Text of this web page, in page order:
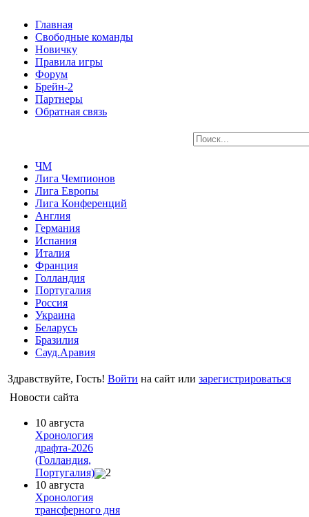
Главная
Свободные команды
Новичку
Правила игры
Форум
Брейн-2
Партнеры
Обратная связь
ЧМ
Лига Чемпионов
Лига Европы
Лига Конференций
Англия
Германия
Испания
Италия
Франция
Голландия
Португалия
Россия
Украина
Беларусь
Бразилия
Сауд.Аравия
Здравствуйте, Гость! Войти на сайт или зарегистрироваться
Новости сайта
10 августа
Хронология
драфта-2026
(Голландия,
Португалия)
2
10 августа
Хронология
трансферного дня